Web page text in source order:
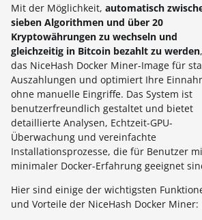
Mit der Möglichkeit, automatisch
sieben Algorithmen und über 20
Kryptowährungen zu wechseln und
gleichzeitig in Bitcoin bezahlt zu werden
das NiceHash Docker Miner-Image für
Auszahlungen und optimiert Ihre
ohne manuelle Eingriffe. Das System ist
benutzerfreundlich gestaltet und bietet
detaillierte Analysen, Echtzeit-GPU-
Überwachung und vereinfachte
Installationsprozesse, die für Benutzer
minimaler Docker-Erfahrung geeignet
Hier sind einige der wichtigsten
und Vorteile der NiceHash Docker Miner: